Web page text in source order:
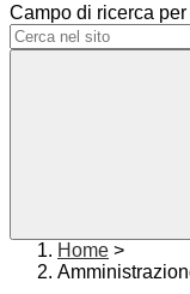
Campo di ricerca
Home >